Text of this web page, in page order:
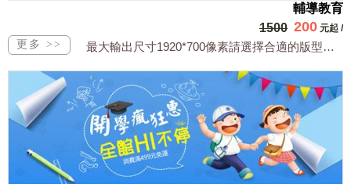
輔導教育
1500 200 元起 /
最大輸出尺寸1920*700像素請選擇合適的版型，文字或相關商品圖須由買方提供文...